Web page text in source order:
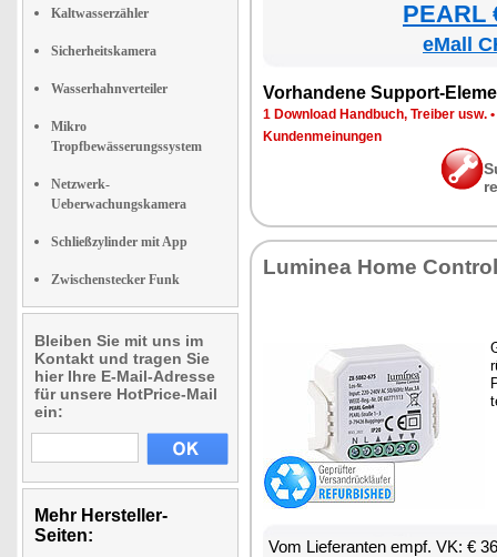
Kaltwasserzähler
Sicherheitskamera
Wasserhahnverteiler
Mikro
Tropfbewässerungssystem
Netzwerk-
Ueberwachungskamera
Schließzylinder mit App
Zwischenstecker Funk
Bleiben Sie mit uns im
Kontakt und tragen Sie
hier Ihre E-Mail-Adresse
für unsere HotPrice-Mail
ein:
Mehr Hersteller-
Seiten:
PEARL
eMall
Vor­han­de­ne Sup­port-
1 Down­load Hand­buch, Trei­ber usw. •
Kun­den­mei­nun­gen
Lu­mi­nea Ho­me Con­trol
Vom Lie­fe­ran­ten empf. VK: €